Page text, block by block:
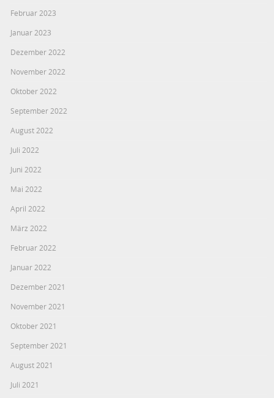
Februar 2023
Januar 2023
Dezember 2022
November 2022
Oktober 2022
September 2022
August 2022
Juli 2022
Juni 2022
Mai 2022
April 2022
März 2022
Februar 2022
Januar 2022
Dezember 2021
November 2021
Oktober 2021
September 2021
August 2021
Juli 2021